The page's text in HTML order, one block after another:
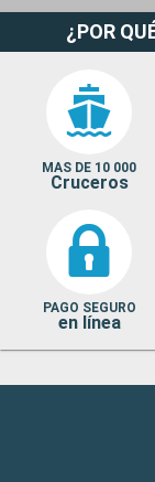
¿POR
MAS DE 10 000
Cruceros
PAGO SEGURO
en línea